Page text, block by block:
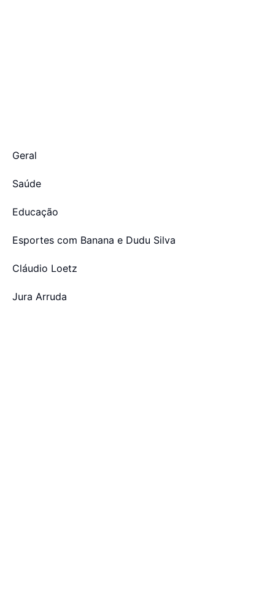
Geral
Saúde
Educação
Esportes com Banana e Dudu Silva
Cláudio Loetz
Jura Arruda